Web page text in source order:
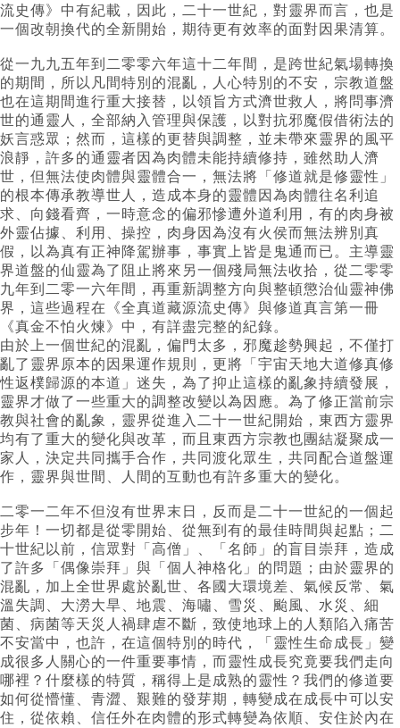
流史傳》中有紀載，因此，二十一世紀，對靈界而言，也是
一個改朝換代的全新開始，期待更有效率的面對因果清算。
從一九九五年到二零零六年這十二年間，是跨世紀氣場轉換
的期間，所以凡間特別的混亂，人心特別的不安，宗教道盤
也在這期間進行重大接替，以領旨方式濟世救人，將問事濟
世的通靈人，全部納入管理與保護，以對抗邪魔假借術法的
妖言惑眾；然而，這樣的更替與調整，並未帶來靈界的風平
浪靜，許多的通靈者因為肉體未能持續修持，雖然助人濟
世，但無法使肉體與靈體合一，無法將「修道就是修靈性」
的根本傳承教導世人，造成本身的靈體因為肉體往名利追
求、向錢看齊，一時意念的偏邪慘遭外道利用，有的肉身被
外靈佔據、利用、操控，肉身因為沒有火侯而無法辨別真
假，以為真有正神降駕辦事，事實上皆是鬼通而已。主導靈
界道盤的仙靈為了阻止將來另一個殘局無法收拾，從二零零
九年到二零一六年間，再重新調整方向與整頓懲治仙靈神佛
界，這些過程在《全真道藏源流史傳》與修道真言第一冊
《真金不怕火煉》中，有詳盡完整的紀錄。
由於上一個世紀的混亂，偏門太多，邪魔趁勢興起，不僅打
亂了靈界原本的因果運作規則，更將「宇宙天地大道修真修
性返樸歸源的本道」迷失，為了抑止這樣的亂象持續發展，
靈界才做了一些重大的調整改變以為因應。為了修正當前宗
教與社會的亂象，靈界從進入二十一世紀開始，東西方靈界
均有了重大的變化與改革，而且東西方宗教也團結凝聚成一
家人，決定共同攜手合作，共同渡化眾生，共同配合道盤運
作，靈界與世間、人間的互動也有許多重大的變化。
二零一二年不但沒有世界末日，反而是二十一世紀的一個起
步年！一切都是從零開始、從無到有的最佳時間與起點；二
十世紀以前，信眾對「高僧」、「名師」的盲目崇拜，造成
了許多「偶像崇拜」與「個人神格化」的問題；由於靈界的
混亂，加上全世界處於亂世、各國大環境差、氣候反常、氣
溫失調、大澇大旱、地震、海嘯、雪災、颱風、水災、細
菌、病菌等天災人禍肆虐不斷，致使地球上的人類陷入痛苦
不安當中，也許，在這個特別的時代，「靈性生命成長」變
成很多人關心的一件重要事情，而靈性成長究竟要我們走向
哪裡？什麼樣的特質，稱得上是成熟的靈性？我們的修道要
如何從懵懂、青澀、艱難的發芽期，轉變成在成長中可以安
住，從依賴、信任外在肉體的形式轉變為依順、安住於內在